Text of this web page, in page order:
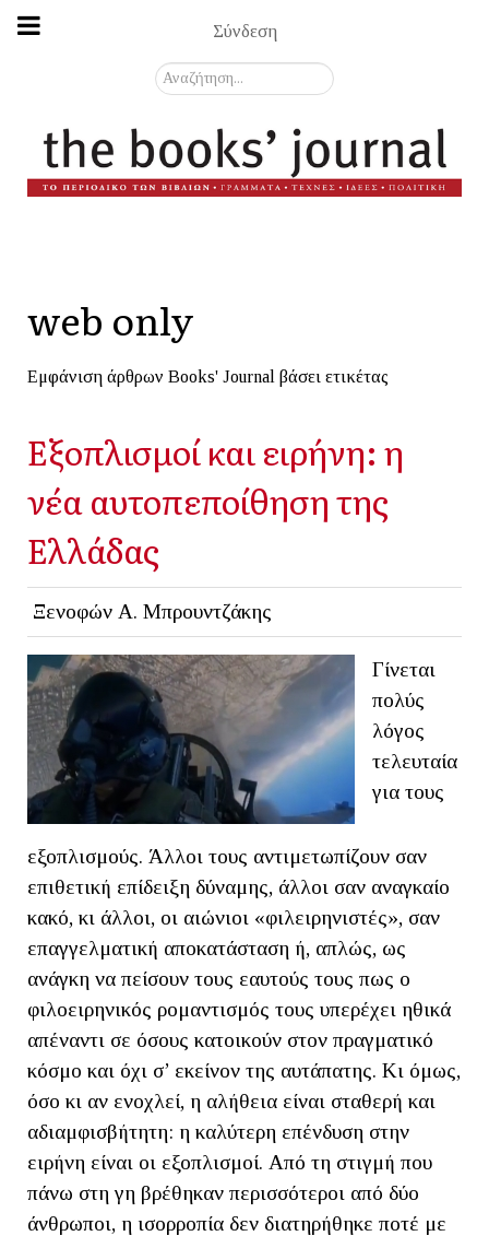
Σύνδεση
Αναζήτηση...
web only
Εμφάνιση άρθρων Books' Journal βάσει ετικέτας
Εξοπλισμοί και ειρήνη: η
νέα αυτοπεποίθηση της
Ελλάδας
Ξενοφών Α. Μπρουντζάκης
Γίνεται
πολύς
λόγος
τελευταία
για τους
εξοπλισμούς. Άλλοι τους αντιμετωπίζουν σαν
επιθετική επίδειξη δύναμης, άλλοι σαν αναγκαίο
κακό, κι άλλοι, οι αιώνιοι «φιλειρηνιστές», σαν
επαγγελματική αποκατάσταση ή, απλώς, ως
ανάγκη να πείσουν τους εαυτούς τους πως ο
φιλοειρηνικός ρομαντισμός τους υπερέχει ηθικά
απέναντι σε όσους κατοικούν στον πραγματικό
κόσμο και όχι σ’ εκείνον της αυτάπατης. Κι όμως,
όσο κι αν ενοχλεί, η αλήθεια είναι σταθερή και
αδιαμφισβήτητη: η καλύτερη επένδυση στην
ειρήνη είναι οι εξοπλισμοί. Από τη στιγμή που
πάνω στη γη βρέθηκαν περισσότεροι από δύο
άνθρωποι, η ισορροπία δεν διατηρήθηκε ποτέ με